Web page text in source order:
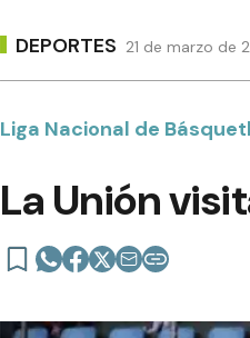
DEPORTES 21 de marzo de
Liga Nacional de
La Unión